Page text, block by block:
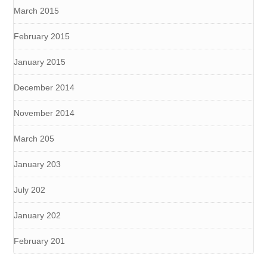
March 2015
February 2015
January 2015
December 2014
November 2014
March 205
January 203
July 202
January 202
February 201